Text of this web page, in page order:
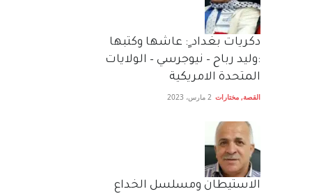
دكريات بغداد ٍ: عاشها وكتبها
:وليد رباح – نيوجرسي – الولايات
المتحدة الامريكية
القصة, مختارات 2 مارس، 2023
الاستيطان ومسلسل الخداع